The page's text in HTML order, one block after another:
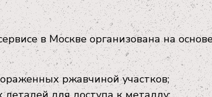
в Москве организована на
ржавчиной участков;